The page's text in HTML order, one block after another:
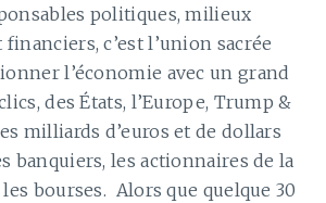
politiques, milieux
c’est l’union sacrée
l’économie avec un grand
des États, l’Europe, Trump &
milliards d’euros et de dollars
banquiers, les actionnaires de la
bourses. Alors que quelque 30